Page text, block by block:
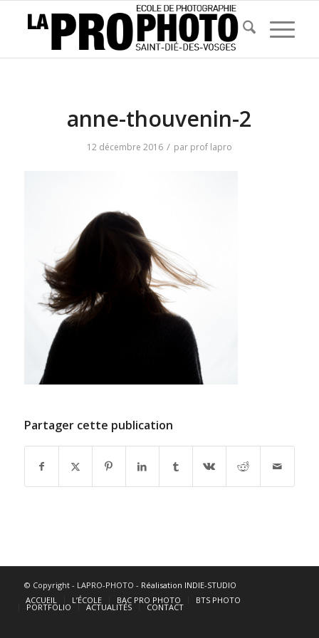
anne-thouvenin-2
12 décembre 2016 / par prof lapro
Partager cette publication
© Copyright - LAPRO-PHOTO - Réalisation INDIE-STUDIO
ACCUEIL
L’ÉCOLE BAC PRO PHOTO BTS PHOTO
PORTFOLIO ACTUALITÉS CONTACT